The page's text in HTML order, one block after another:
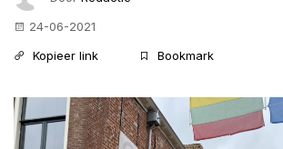
24-06-2021
Kopieer link
Bookmark